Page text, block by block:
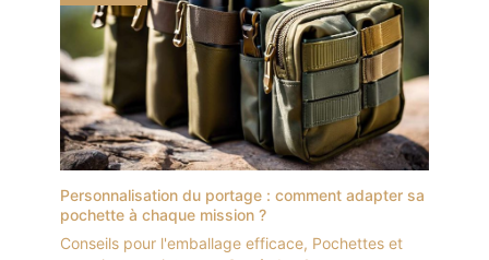
Personnalisation du portage : comment adapter sa
pochette à chaque mission ?
Conseils pour l'emballage efficace, Pochettes et